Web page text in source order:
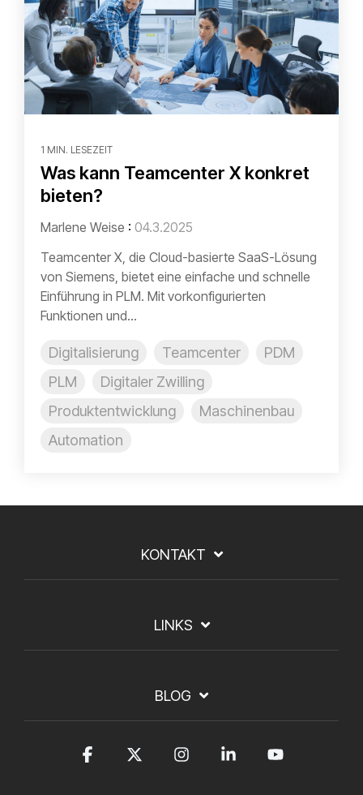
1 MIN. LESEZEIT
Was kann Teamcenter X konkret
bieten?
Marlene Weise : 04.3.2025
Teamcenter X, die Cloud-basierte SaaS-Lösung
von Siemens, bietet eine einfache und schnelle
Einführung in PLM. Mit vorkonfigurierten
Funktionen und...
Digitalisierung Teamcenter
PDM
PLM
Digitaler Zwilling
Produktentwicklung
Maschinenbau
Automation
KONTAKT
LINKS
BLOG
Facebook Instagram
Linkedin